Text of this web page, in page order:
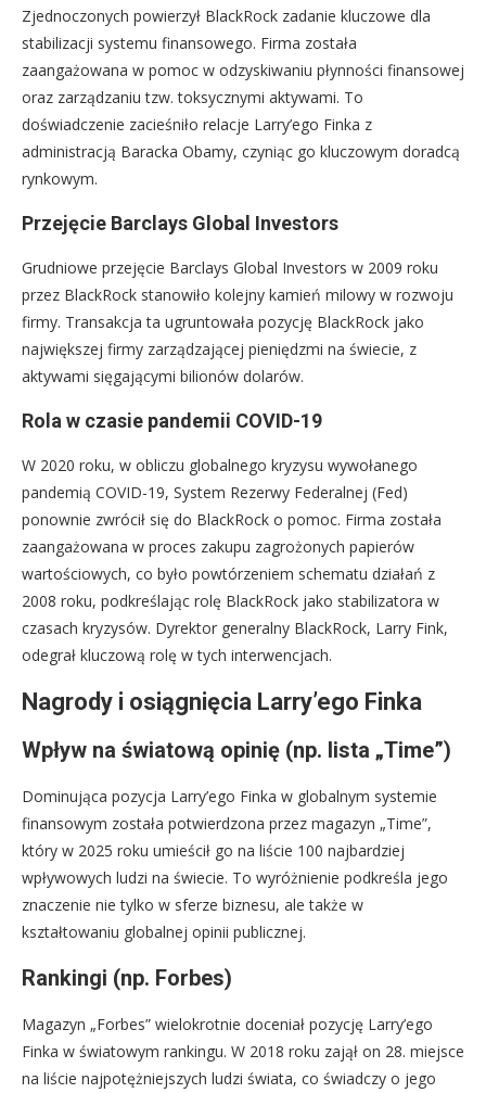
Zjednoczonych powierzył BlackRock zadanie kluczowe dla
stabilizacji systemu finansowego. Firma została
zaangażowana w pomoc w odzyskiwaniu płynności finansowej
oraz zarządzaniu tzw. toksycznymi aktywami. To
doświadczenie zacieśniło relacje Larry’ego Finka z
administracją Baracka Obamy, czyniąc go kluczowym doradcą
rynkowym.
Przejęcie Barclays Global Investors
Grudniowe przejęcie Barclays Global Investors w 2009 roku
przez BlackRock stanowiło kolejny kamień milowy w rozwoju
firmy. Transakcja ta ugruntowała pozycję BlackRock jako
największej firmy zarządzającej pieniędzmi na świecie, z
aktywami sięgającymi bilionów dolarów.
Rola w czasie pandemii COVID-19
W 2020 roku, w obliczu globalnego kryzysu wywołanego
pandemią COVID-19, System Rezerwy Federalnej (Fed)
ponownie zwrócił się do BlackRock o pomoc. Firma została
zaangażowana w proces zakupu zagrożonych papierów
wartościowych, co było powtórzeniem schematu działań z
2008 roku, podkreślając rolę BlackRock jako stabilizatora w
czasach kryzysów. Dyrektor generalny BlackRock, Larry Fink,
odegrał kluczową rolę w tych interwencjach.
Nagrody i osiągnięcia Larry’ego Finka
Wpływ na światową opinię (np. lista „Time”)
Dominująca pozycja Larry’ego Finka w globalnym systemie
finansowym została potwierdzona przez magazyn „Time”,
który w 2025 roku umieścił go na liście 100 najbardziej
wpływowych ludzi na świecie. To wyróżnienie podkreśla jego
znaczenie nie tylko w sferze biznesu, ale także w
kształtowaniu globalnej opinii publicznej.
Rankingi (np. Forbes)
Magazyn „Forbes” wielokrotnie doceniał pozycję Larry’ego
Finka w światowym rankingu. W 2018 roku zajął on 28. miejsce
na liście najpotężniejszych ludzi świata, co świadczy o jego